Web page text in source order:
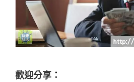
歡迎分享：